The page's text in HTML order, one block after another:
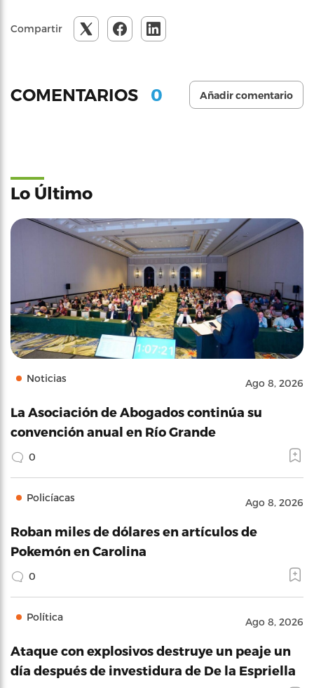
Compartir
COMENTARIOS 0 Añadir comentario
Lo Último
Noticias Ago 8, 2026
La Asociación de Abogados continúa su
convención anual en Río Grande
0
Policíacas Ago 8, 2026
Roban miles de dólares en artículos de
Pokemón en Carolina
0
Política Ago 8, 2026
Ataque con explosivos destruye un peaje un
día después de investidura de De la Espriella